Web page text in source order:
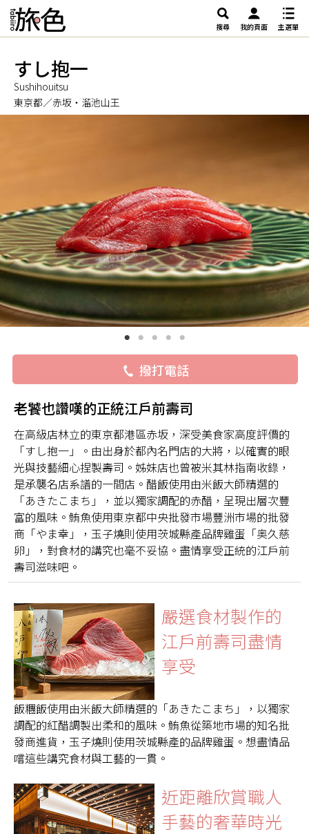
搜尋 我的頁面 主選單
すし抱一
Sushihouitsu
東京都／赤坂・溜池山王
撥打電話
老饕也讚嘆的正統江戶前壽司
在高級店林立的東京都港區赤坂，深受美食家高度評價的
「すし抱一」。由出身於都內名門店的大將，以確實的眼
光與技藝細心捏製壽司。姊妹店也曾被米其林指南收錄，
是承襲名店系譜的一間店。醋飯使用由米飯大師精選的
「あきたこまち」，並以獨家調配的赤醋，呈現出層次豐
富的風味。鮪魚使用東京都中央批發市場豐洲市場的批發
商「やま幸」，玉子燒則使用茨城縣產品牌雞蛋「奥久慈
卵」，對食材的講究也毫不妥協。盡情享受正統的江戶前
壽司滋味吧。
嚴選食材製作的
江戶前壽司盡情
享受
飯糰飯使用由米飯大師精選的「あきたこまち」，以獨家
調配的紅醋調製出柔和的風味。鮪魚從築地市場的知名批
發商進貨，玉子燒則使用茨城縣產的品牌雞蛋。想盡情品
嚐這些講究食材與工藝的一貫。
近距離欣賞職人
手藝的奢華時光